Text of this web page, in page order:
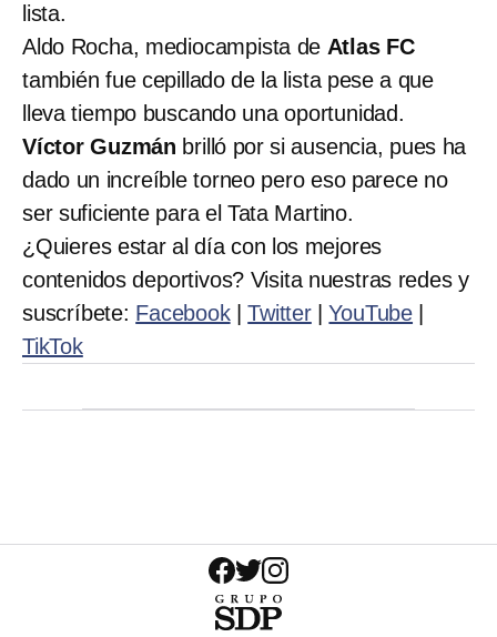
lista.
Aldo Rocha, mediocampista de Atlas FC
también fue cepillado de la lista pese a que
lleva tiempo buscando una oportunidad.
Víctor Guzmán brilló por si ausencia, pues ha
dado un increíble torneo pero eso parece no
ser suficiente para el Tata Martino.
¿Quieres estar al día con los mejores
contenidos deportivos? Visita nuestras redes y
suscríbete: Facebook|Twitter|YouTube
TikTok